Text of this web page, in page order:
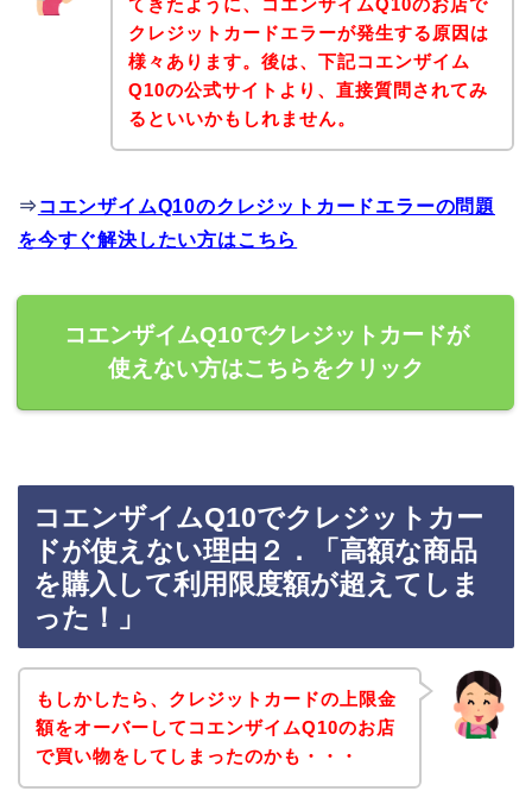
てきたように、コエンザイムQ10のお店で
クレジットカードエラーが発生する原因は
様々あります。後は、下記コエンザイム
Q10の公式サイトより、直接質問されてみ
るといいかもしれません。
⇒ コエンザイムQ10のクレジットカードエラーの問題
を今すぐ解決したい方はこちら
コエンザイムQ10でクレジットカードが
使えない方はこちらをクリック
コエンザイムQ10でクレジットカー
ドが使えない理由２．「高額な商品
を購入して利用限度額が超えてしま
った！」
もしかしたら、クレジットカードの上限金
額をオーバーしてコエンザイムQ10のお店
で買い物をしてしまったのかも・・・